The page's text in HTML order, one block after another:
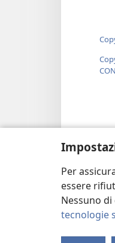
Per
essere
Nessuno
tecnologie